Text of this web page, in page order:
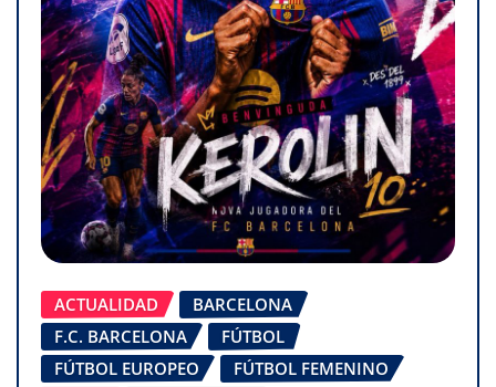
ACTUALIDAD
BARCELONA
F.C. BARCELONA
FÚTBOL
FÚTBOL EUROPEO
FÚTBOL FEMENINO